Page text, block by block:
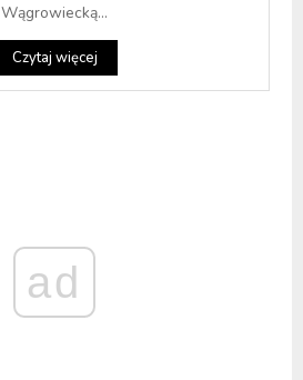
Wągrowiecką...
Czytaj więcej
ad